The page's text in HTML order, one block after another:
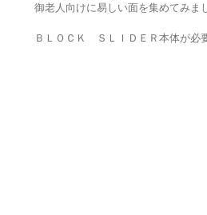
御老人向けに易しい面を集めてみま
ＢＬＯＣＫ ＳＬＩＤＥＲ本体が必